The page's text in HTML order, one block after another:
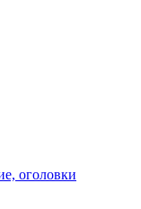
оголовки